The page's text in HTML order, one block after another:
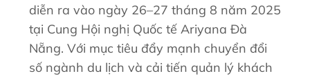
diễn ra vào ngày 26–27 tháng 8 năm 2025
tại Cung Hội nghị Quốc tế Ariyana Đà
Nẵng. Với mục tiêu đẩy mạnh chuyển đổi
số ngành du lịch và cải tiến quản lý khách